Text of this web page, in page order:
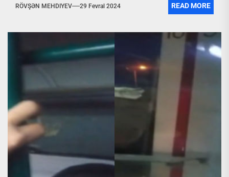
RÖVŞƏN MEHDIYEV 29 Fevral 2024 READ MORE